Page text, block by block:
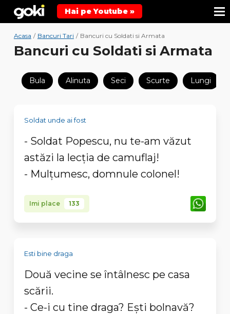
Hai pe Youtube »
Acasa / Bancuri Tari / Bancuri cu Soldati si Armata
Bancuri cu Soldati si Armata
Bula Alinuta Seci Scurte Lungi
Soldat unde ai fost
- Soldat Popescu, nu te-am văzut
astăzi la lecţia de camuflaj!
- Mulţumesc, domnule colonel!
Imi place 133
Esti bine draga
Două vecine se întâlnesc pe casa
scării.
- Ce-i cu tine draga? Ești bolnavă?